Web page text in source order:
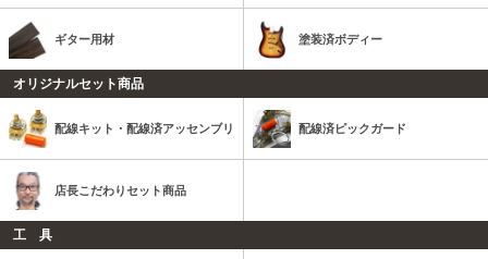
ギター用材 塗装済ボディー
オリジナルセット商品
配線キット・配線済アッセンブリ 配線済ピックガード
店長こだわりセット商品
工 具